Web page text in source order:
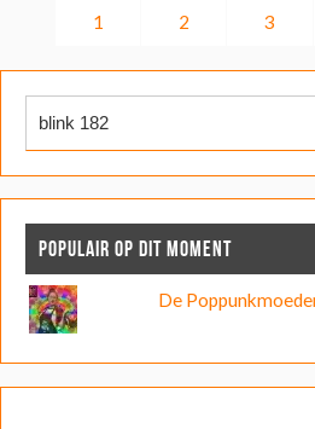
1 2 3
POPULAIR OP DIT MOMENT
De